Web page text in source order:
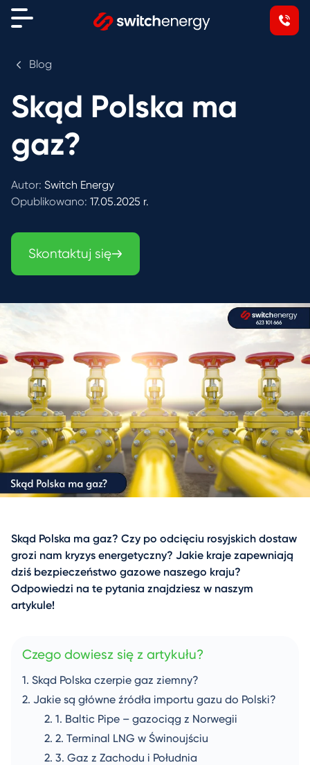
Blog
Skąd Polska ma
gaz?
Autor: Switch Energy
Opublikowano: 17.05.2025 r.
Skontaktuj się
Skąd Polska ma gaz? Czy po odcięciu rosyjskich dostaw
grozi nam kryzys energetyczny? Jakie kraje zapewniają
dziś bezpieczeństwo gazowe naszego kraju?
Odpowiedzi na te pytania znajdziesz w naszym
artykule!
Czego dowiesz się z artykułu?
Skąd Polska czerpie gaz ziemny?
Jakie są główne źródła importu gazu do Polski?
Baltic Pipe – gazociąg z Norwegii
Terminal LNG w Świnoujściu
Gaz z Zachodu i Południa